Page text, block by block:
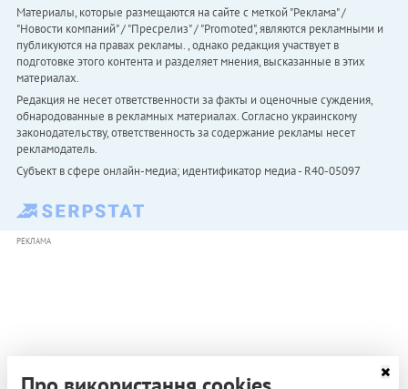
Материалы, которые размещаются на сайте с меткой "Реклама" /
"Новости компаний" / "Пресрелиз" / "Promoted", являются рекламными и
публикуются на правах рекламы. , однако редакция участвует в
подготовке этого контента и разделяет мнения, высказанные в этих
материалах.
Редакция не несет ответственности за факты и оценочные суждения,
обнародованные в рекламных материалах. Согласно украинскому
законодательству, ответственность за содержание рекламы несет
рекламодатель.
Субъект в сфере онлайн-медиа; идентификатор медиа - R40-05097
РЕКЛАМА